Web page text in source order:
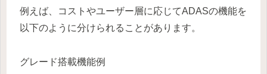
例えば、コストやユーザー層に応じてADASの機能を
以下のように分けられることがあります。
グレード搭載機能例